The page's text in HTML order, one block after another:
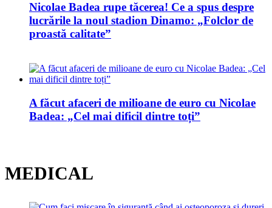
Nicolae Badea rupe tăcerea! Ce a spus despre
lucrările la noul stadion Dinamo: „Folclor de
proastă calitate”
A făcut afaceri de milioane de euro cu Nicolae
Badea: „Cel mai dificil dintre toți”
MEDICAL